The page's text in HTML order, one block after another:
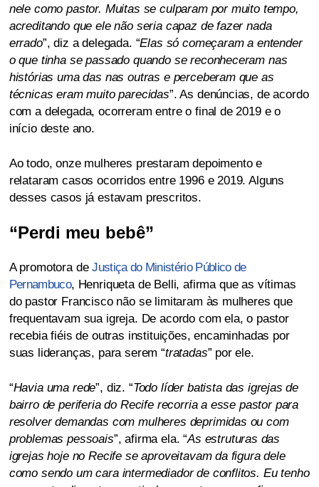
nele como pastor. Muitas se culparam por muito tempo,
acreditando que ele não seria capaz de fazer nada
errado”, diz a delegada. “Elas só começaram a entender
o que tinha se passado quando se reconheceram nas
histórias uma das nas outras e perceberam que as
técnicas eram muito parecidas”. As denúncias, de acordo
com a delegada, ocorreram entre o final de 2019 e o
início deste ano.
Ao todo, onze mulheres prestaram depoimento e
relataram casos ocorridos entre 1996 e 2019. Alguns
desses casos já estavam prescritos.
“Perdi meu bebê”
A promotora deJustiça do Ministério Público de
Pernambuco, Henriqueta de Belli, afirma que as vítimas
do pastor Francisco não se limitaram às mulheres que
frequentavam sua igreja. De acordo com ela, o pastor
recebia fiéis de outras instituições, encaminhadas por
suas lideranças, para serem “tratadas” por ele.
“Havia uma rede”, diz. “Todo líder batista das igrejas de
bairro de periferia do Recife recorria a esse pastor para
resolver demandas com mulheres deprimidas ou com
problemas pessoais”, afirma ela. “As estruturas das
igrejas hoje no Recife se aproveitavam da figura dele
como sendo um cara intermediador de conflitos. Eu tenho